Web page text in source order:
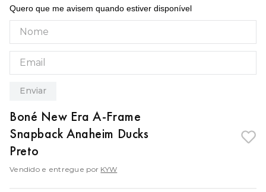
Quero que me avisem quando estiver disponível
Enviar
Boné New Era A-Frame
Snapback Anaheim Ducks
Preto
Vendido e entregue por KYW
3º teeth bomber 3
4º boné
5º kenner
6
regata
9º
10º kenner rakka